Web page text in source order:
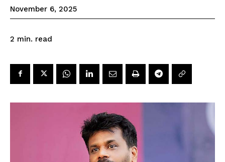
November 6, 2025
2 min. read